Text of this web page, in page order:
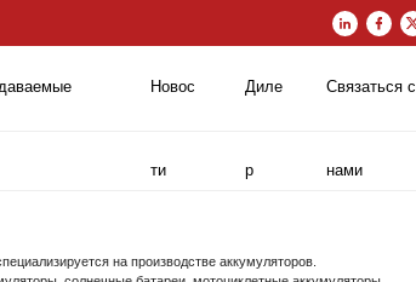
Новос
ти
Диле
р
Связаться с
нами
на производстве аккумуляторов.